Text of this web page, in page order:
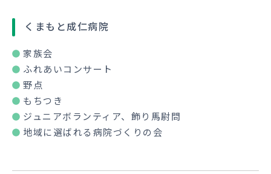
くまもと成仁病院
家族会
ふれあいコンサート
野点
もちつき
ジュニアボランティア、飾り馬尉問
地域に選ばれる病院づくりの会